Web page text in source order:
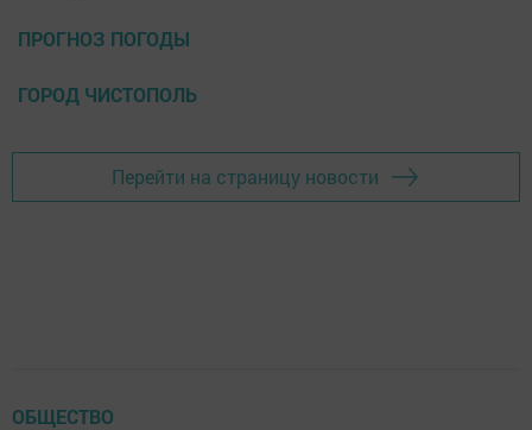
ПРОГНОЗ ПОГОДЫ
ГОРОД ЧИСТОПОЛЬ
Перейти на страницу новости
ОБЩЕСТВО